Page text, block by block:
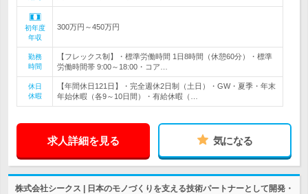
初年度
年収
300万円～450万円
勤務
時間
【フレックス制】・標準労働時間 1日8時間（休憩60分）・標準
労働時間帯 9:00～18:00・コア…
休日
休暇
【年間休日121日】・完全週休2日制（土日）・GW・夏季・年末
年始休暇（各9～10日間）・有給休暇（…
求人詳細を見る 気になる
株式会社シークス | 日本のモノづくりを支える技術パートナーとして開発・